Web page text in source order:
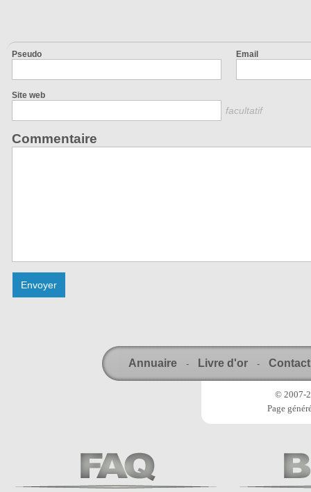
Pseudo Email
Site web
facultatif
Commentaire
Annuaire - Livre d'or - Contact
© 2007-
Page